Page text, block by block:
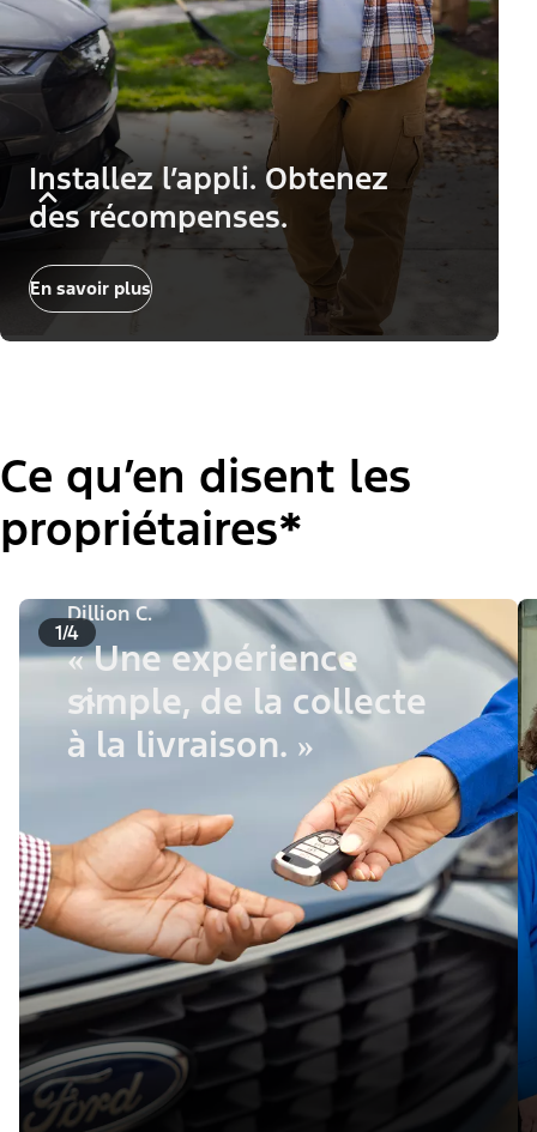
Installez l’appli. Obtenez
des récompenses.
En savoir plus
Ce qu’en disent les
propriétaires*
1/4
Dillion C.
« Une expérience
simple, de la collecte
à la livraison. »